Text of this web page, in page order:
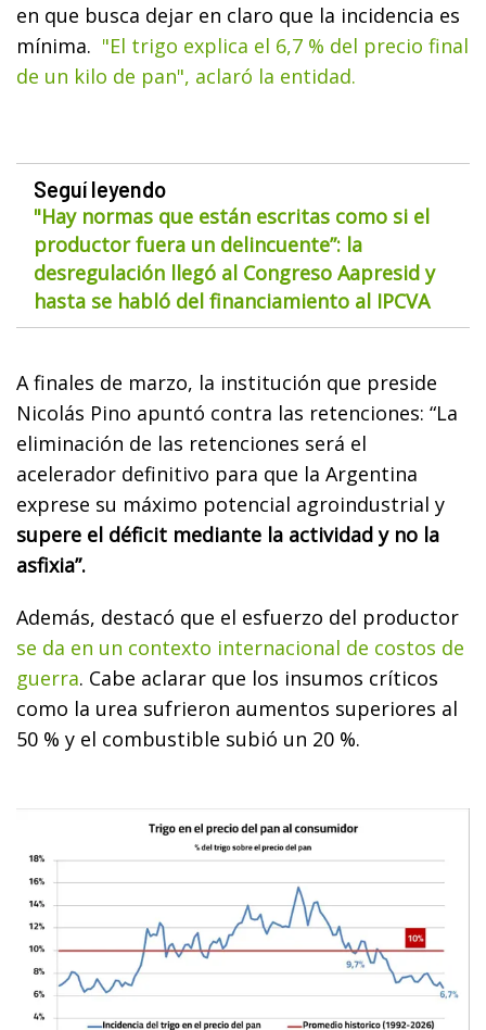
en que busca dejar en claro que la incidencia es
mínima. "El trigo explica el 6,7 % del precio final
de un kilo de pan", aclaró la entidad.
Seguí leyendo
"Hay normas que están escritas como si el
productor fuera un delincuente”: la
desregulación llegó al Congreso Aapresid y
hasta se habló del financiamiento al IPCVA
A finales de marzo, la institución que preside
Nicolás Pino apuntó contra las retenciones: “La
eliminación de las retenciones será el
acelerador definitivo para que la Argentina
exprese su máximo potencial agroindustrial y
supere el déficit mediante la actividad y no la
asfixia”.
Además, destacó que el esfuerzo del productor
se da en un contexto internacional de costos de
guerra. Cabe aclarar que los insumos críticos
como la urea sufrieron aumentos superiores al
50 % y el combustible subió un 20 %.